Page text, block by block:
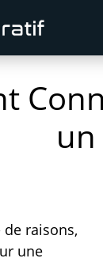
un
raisons,
une